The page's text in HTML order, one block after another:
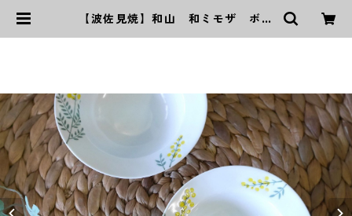
【波佐見焼】和山 和ミモザ ボウ